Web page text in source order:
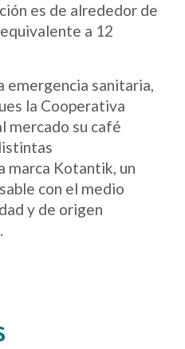
es de alrededor de
a 12
emergencia sanitaria,
la Cooperativa
mercado su café
marca Kotantik, un
con el medio
y de origen